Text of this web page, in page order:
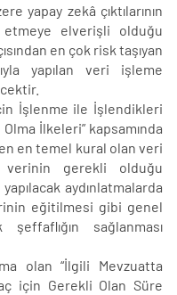
yapay zekâ çıktılarının
elverişli olduğu
en çok risk taşıyan
yapılan veri işleme
İşlenme ile İşlendikleri
Olma İlkeleri” kapsamında
en temel kural olan veri
verinin gerekli olduğu
aydınlatmalarda
eğitilmesi gibi genel
sağlanması
olan “İlgili Mevzuatta
için Gerekli Olan Süre